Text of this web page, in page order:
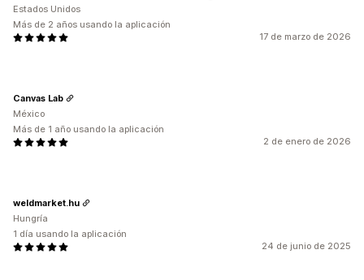
17 de marzo de 2026
Estados Unidos
Más de 2 años usando la aplicación
2 de enero de 2026
Canvas Lab
México
Más de 1 año usando la aplicación
24 de junio de 2025
weldmarket.hu
Hungría
1 día usando la aplicación